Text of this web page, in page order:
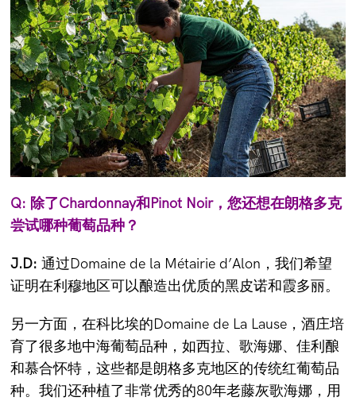
Q: 除了Chardonnay和Pinot Noir，您还想在朗格多克
尝试哪种葡萄品种？
J.D: 通过Domaine de la Métairie d’Alon，我们希望
证明在利穆地区可以酿造出优质的黑皮诺和霞多丽。
另一方面，在科比埃的Domaine de La Lause，酒庄培
育了很多地中海葡萄品种，如西拉、歌海娜、佳利酿
和慕合怀特，这些都是朗格多克地区的传统红葡萄品
种。我们还种植了非常优秀的80年老藤灰歌海娜，用